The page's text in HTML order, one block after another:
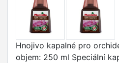
Hnojivo kapalné pro
objem: 250 ml Speciální